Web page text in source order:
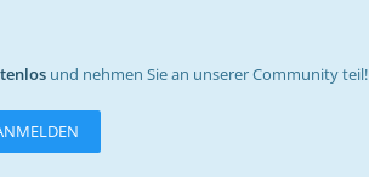
und nehmen Sie an unserer Community teil!